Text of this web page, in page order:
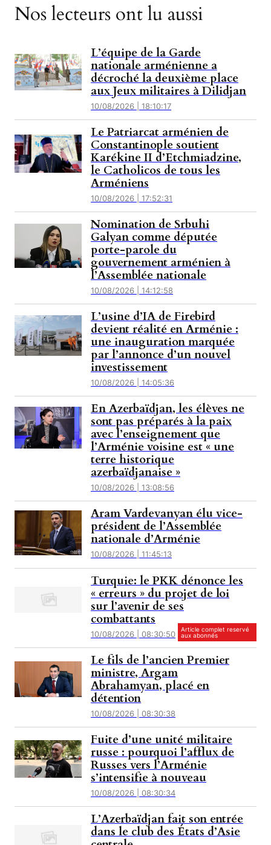
Nos lecteurs ont lu aussi
L’équipe de la Garde
nationale arménienne a
décroché la deuxième place
aux Jeux militaires à Dilidjan
10/08/2026 | 18:10:17
Le Patriarcat arménien de
Constantinople soutient
Karékine II d’Etchmiadzine,
le Catholicos de tous les
Arméniens
10/08/2026 | 17:52:31
Nomination de Srbuhi
Galyan comme députée
porte-parole du
gouvernement arménien à
l’Assemblée nationale
10/08/2026 | 14:12:58
L’usine d’IA de Firebird
devient réalité en Arménie :
une inauguration marquée
par l’annonce d’un nouvel
investissement
10/08/2026 | 14:05:36
En Azerbaïdjan, les élèves ne
sont pas préparés à la paix
avec l’enseignement que
l’Arménie voisine est « une
terre historique
azerbaïdjanaise »
10/08/2026 | 13:08:56
Aram Vardevanyan élu vice-
président de l’Assemblée
nationale d’Arménie
10/08/2026 | 11:45:13
Turquie: le PKK dénonce les
« erreurs » du projet de loi
sur l’avenir de ses
combattants
10/08/2026 | 08:30:50
Article complet reservé
aux abonnés
Le fils de l’ancien Premier
ministre, Argam
Abrahamyan, placé en
détention
10/08/2026 | 08:30:38
Fuite d’une unité militaire
russe : pourquoi l’afflux de
Russes vers l’Arménie
s’intensifie à nouveau
10/08/2026 | 08:30:34
L’Azerbaïdjan fait son entrée
dans le club des États d’Asie